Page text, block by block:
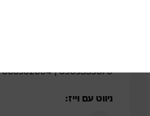
0505335070 | 088582064
ניווט עם וייז: